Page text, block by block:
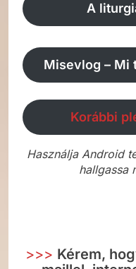
A
Misevlog – Mi
Korábbi
Használja Android
hallgassa
>>> Kérem,